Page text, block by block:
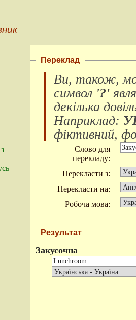
Переклад
Ви, також,
символ '?'
декілька
Наприклад:
фіктивний,
Слово для
перекладу:
Перекласти з:
Перекласти на:
Робоча мова:
Результат
Закусочна